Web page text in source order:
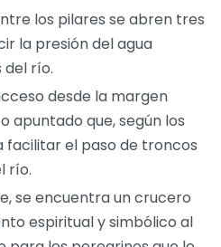
los pilares se abren tres
la presión del agua
río.
desde la margen
apuntado que, según los
facilitar el paso de troncos
río.
se encuentra un crucero
espiritual y simbólico al